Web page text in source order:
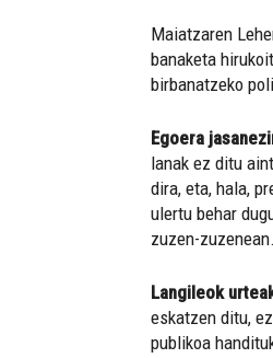
Maiatzaren
banaketa
birbanatzeko
Egoera
lanak ez ditu
dira, eta, hala,
ulertu behar
zuzen-zuzenean.
Langileok
eskatzen ditu,
publikoa